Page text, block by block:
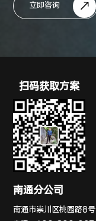
立即咨询
扫码获取方案
南通分公司
南通市崇川区桃园路8